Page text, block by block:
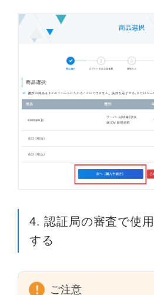
4. 認証局の審査で使
する
ご注意